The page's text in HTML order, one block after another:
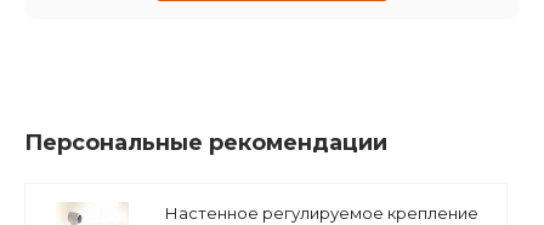
Персональные рекомендации
Настенное регулируемое крепление